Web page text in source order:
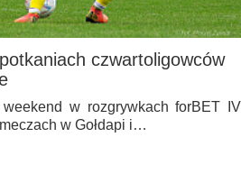
czwartoligowców
weekend w rozgrywkach forBET IV
w Gołdapi i…